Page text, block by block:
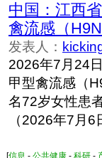
中国：江西
禽流感（
发表人：
2026年7月24
甲型禽流感（
名72岁女性患
（2026年7月
[信息 - 公共健康 - 科研 -